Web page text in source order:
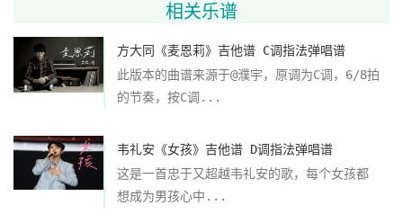
相关乐谱
方大同《麦恩莉》吉他谱 C调指法弹唱谱
此版本的曲谱来源于@濮宇，原调为C调，6/8拍
的节奏，按C调...
韦礼安《女孩》吉他谱 D调指法弹唱谱
这是一首忠于又超越韦礼安的歌，每个女孩都
想成为男孩心中...